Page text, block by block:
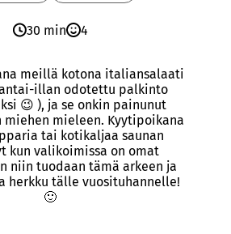
30 min 4
meillä kotona italiansalaati
illan odotettu palkinto
😉 ), ja se onkin painunut
miehen mieleen. Kyytipoikana
tai kotikaljaa saunan
kun valikoimissa on omat
niin tuodaan tämä arkeen ja
herkku tälle vuosituhannelle!
🙂